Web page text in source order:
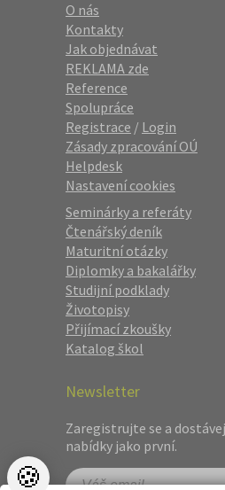
O nás
Kontakty
Jak objednávat
REKLAMA zde
Reference
Spolupráce
Registrace / Login
Zásady zpracování OÚ
Helpdesk
Nastavení cookies
Seminárky a referáty
Čtenářský deník
Maturitní otázky
Diplomky a bakalářky
Studijní podklady
Životopisy
Přijímací zkoušky
Katalog škol
Newsletter
Zaregistrujte se a
nabídky jako první.
🍪